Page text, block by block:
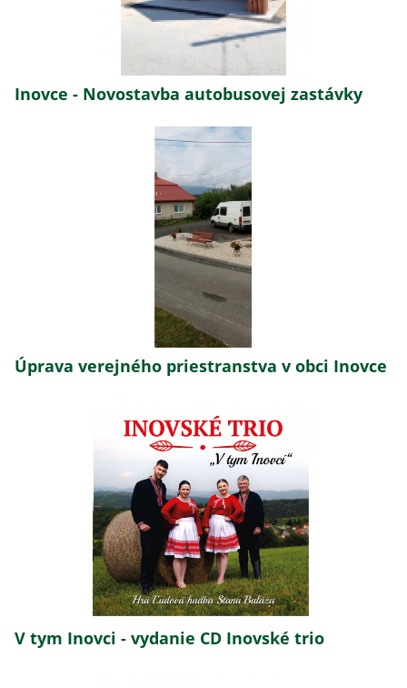
Inovce - Novostavba autobusovej zastávky
Úprava verejného priestranstva v obci Inovce
V tym Inovci - vydanie CD Inovské trio